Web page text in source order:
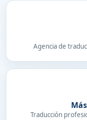
Agencia de
Traducción